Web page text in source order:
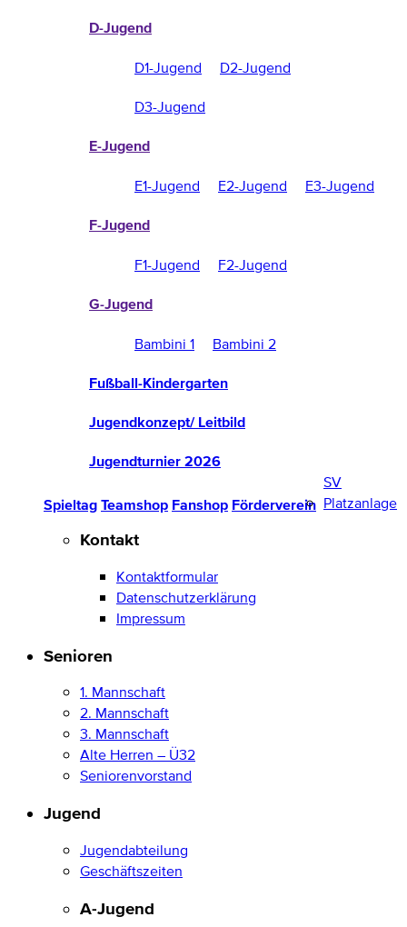
D-Jugend
D1-Jugend
D2-Jugend
D3-Jugend
E-Jugend
E1-Jugend E2-Jugend E3-Jugend
F-Jugend
F1-Jugend F2-Jugend
G-Jugend
Bambini 1 Bambini 2
Fußball-Kindergarten
Jugendkonzept/ Leitbild
Jugendturnier 2026
Spieltag Teamshop Fanshop Förderverein
SV
Platzanlage
Kontakt
Kontaktformular
Datenschutzerklärung
Impressum
Senioren
1. Mannschaft
2. Mannschaft
3. Mannschaft
Alte Herren – Ü32
Seniorenvorstand
Jugend
Jugendabteilung
Geschäftszeiten
A-Jugend